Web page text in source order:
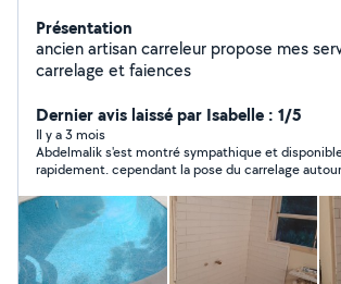
Présentation
ancien artisan carreleur propose mes
carrelage et faiences
Dernier avis laissé par Isabelle : 1/5
Il y a 3 mois
Abdelmalik s'est montré sympathique et
rapidement. cependant la pose du carrelage
carreleur pour refaire les contours. la pose du
également problématique : panneaux coupes trop
contours des prises coupes trop large, bulles d'air
papier peint. j'ai du faire des raccords en comblant
avec des petits morceaux de papier peint.